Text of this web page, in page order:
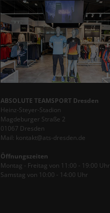
ABSOLUTE TEAMSPORT Dresden
Heinz-Steyer-Stadion
Magdeburger Straße 2
01067 Dresden
Mail: kontakt@ats-dresden.de
Öffnungszeiten
Montag - Freitag von 11:00 - 19:00 Uhr
Samstag von 10:00 - 14:00 Uhr